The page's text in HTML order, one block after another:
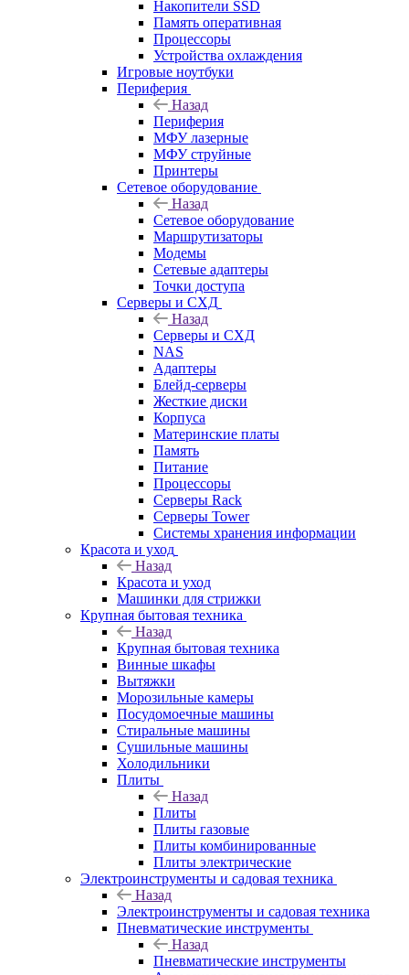
Накопители SSD
Память оперативная
Процессоры
Устройства охлаждения
Игровые ноутбуки
Периферия
Назад
Периферия
МФУ лазерные
МФУ струйные
Принтеры
Сетевое оборудование
Назад
Сетевое оборудование
Маршрутизаторы
Модемы
Сетевые адаптеры
Точки доступа
Серверы и СХД
Назад
Серверы и СХД
NAS
Адаптеры
Блейд-серверы
Жесткие диски
Корпуса
Материнские платы
Память
Питание
Процессоры
Серверы Rack
Серверы Tower
Системы хранения информации
Красота и уход
Назад
Красота и уход
Машинки для стрижки
Крупная бытовая техника
Назад
Крупная бытовая техника
Винные шкафы
Вытяжки
Морозильные камеры
Посудомоечные машины
Стиральные машины
Сушильные машины
Холодильники
Плиты
Назад
Плиты
Плиты газовые
Плиты комбинированные
Плиты электрические
Электроинструменты и садовая техника
Назад
Электроинструменты и садовая техника
Пневматические инструменты
Назад
Пневматические инструменты